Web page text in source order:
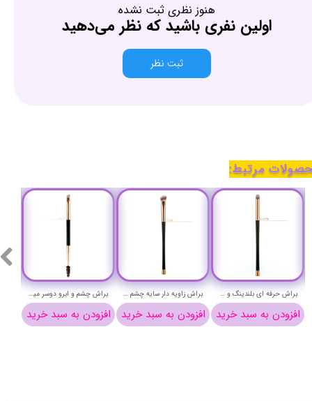
هنوز نظری ثبت نشده
اولین نفری باشید که نظر می‌دهید
ثبت نظر
براش چشم و ابرو دوسر میچانو کد CG7P
افزودن به سبد خرید
براش زاویه دار سایه چشم میچانو کد CG7S
افزودن به سبد خرید
براش حرفه ای بلندینگ و سایه چشم میچانو کد CG7TB
افزودن به سبد خرید
مرتبط: